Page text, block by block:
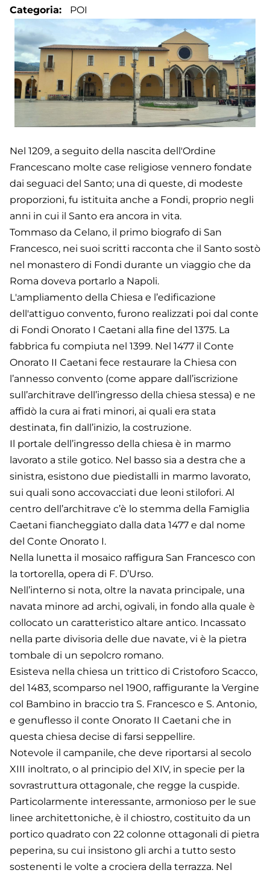
Categoria POI
Nel 1209, a seguito della nascita dell'Ordine
Francescano molte case religiose vennero fondate
dai seguaci del Santo; una di queste, di modeste
proporzioni, fu istituita anche a Fondi, proprio negli
anni in cui il Santo era ancora in vita.
Tommaso da Celano, il primo biografo di San
Francesco, nei suoi scritti racconta che il Santo sostò
nel monastero di Fondi durante un viaggio che da
Roma doveva portarlo a Napoli.
L'ampliamento della Chiesa e l’edificazione
dell'attiguo convento, furono realizzati poi dal conte
di Fondi Onorato I Caetani alla fine del 1375. La
fabbrica fu compiuta nel 1399. Nel 1477 il Conte
Onorato II Caetani fece restaurare la Chiesa con
l’annesso convento (come appare dall’iscrizione
sull’architrave dell’ingresso della chiesa stessa) e ne
affidò la cura ai frati minori, ai quali era stata
destinata, fin dall’inizio, la costruzione.
Il portale dell’ingresso della chiesa è in marmo
lavorato a stile gotico. Nel basso sia a destra che a
sinistra, esistono due piedistalli in marmo lavorato,
sui quali sono accovacciati due leoni stilofori. Al
centro dell’architrave c’è lo stemma della Famiglia
Caetani fiancheggiato dalla data 1477 e dal nome
del Conte Onorato I.
Nella lunetta il mosaico raffigura San Francesco con
la tortorella, opera di F. D’Urso.
Nell’interno si nota, oltre la navata principale, una
navata minore ad archi, ogivali, in fondo alla quale è
collocato un caratteristico altare antico. Incassato
nella parte divisoria delle due navate, vi è la pietra
tombale di un sepolcro romano.
Esisteva nella chiesa un trittico di Cristoforo Scacco,
del 1483, scomparso nel 1900, raffigurante la Vergine
col Bambino in braccio tra S. Francesco e S. Antonio,
e genuflesso il conte Onorato II Caetani che in
questa chiesa decise di farsi seppellire.
Notevole il campanile, che deve riportarsi al secolo
XIII inoltrato, o al principio del XIV, in specie per la
sovrastruttura ottagonale, che regge la cuspide.
Particolarmente interessante, armonioso per le sue
linee architettoniche, è il chiostro, costituito da un
portico quadrato con 22 colonne ottagonali di pietra
peperina, su cui insistono gli archi a tutto sesto
sostenenti le volte a crociera della terrazza. Nel